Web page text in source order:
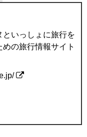
いっしょに旅行を
の旅行情報サイト